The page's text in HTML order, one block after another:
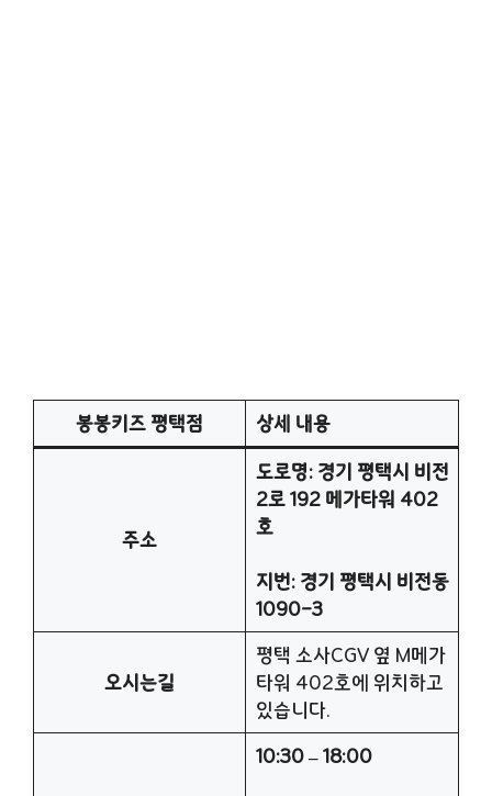
봉봉키즈 평택점 상세 내용
주소
도로명: 경기 평택시 비전
2로 192 메가타워 402
호
지번: 경기 평택시 비전동
1090-3
오시는길
평택 소사CGV 옆 M메가
타워 402호에 위치하고
있습니다.
10:30 – 18:00